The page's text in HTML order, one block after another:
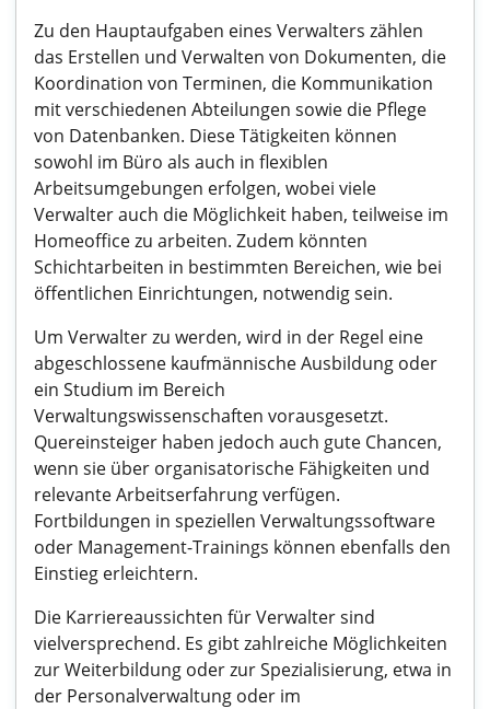
Zu den Hauptaufgaben eines Verwalters zählen
das Erstellen und Verwalten von Dokumenten, die
Koordination von Terminen, die Kommunikation
mit verschiedenen Abteilungen sowie die Pflege
von Datenbanken. Diese Tätigkeiten können
sowohl im Büro als auch in flexiblen
Arbeitsumgebungen erfolgen, wobei viele
Verwalter auch die Möglichkeit haben, teilweise im
Homeoffice zu arbeiten. Zudem könnten
Schichtarbeiten in bestimmten Bereichen, wie bei
öffentlichen Einrichtungen, notwendig sein.
Um Verwalter zu werden, wird in der Regel eine
abgeschlossene kaufmännische Ausbildung oder
ein Studium im Bereich
Verwaltungswissenschaften vorausgesetzt.
Quereinsteiger haben jedoch auch gute Chancen,
wenn sie über organisatorische Fähigkeiten und
relevante Arbeitserfahrung verfügen.
Fortbildungen in speziellen Verwaltungssoftware
oder Management-Trainings können ebenfalls den
Einstieg erleichtern.
Die Karriereaussichten für Verwalter sind
vielversprechend. Es gibt zahlreiche Möglichkeiten
zur Weiterbildung oder zur Spezialisierung, etwa in
der Personalverwaltung oder im